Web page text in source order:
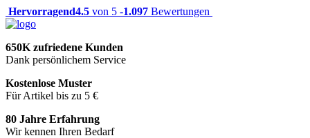
Hervorragend4.5 von 5 -1.097 Bewertungen
650K zufriedene Kunden
Dank persönlichem Service
Kostenlose Muster
Für Artikel bis zu 5 €
80 Jahre Erfahrung
Wir kennen Ihren Bedarf